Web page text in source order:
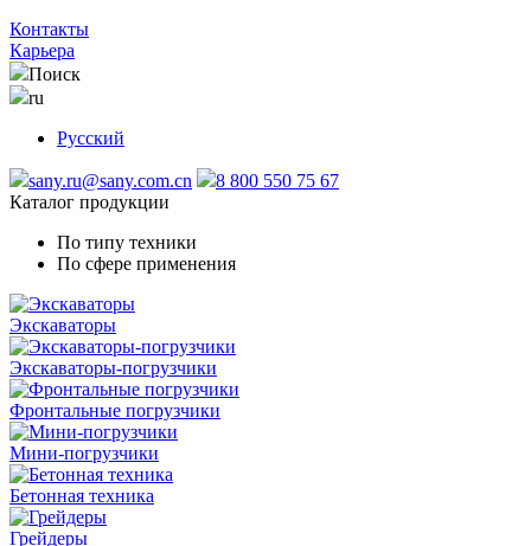
Контакты
Карьера
Поиск
ru
Русский
sany.ru@sany.com.cn
8 800 550 75 67
Каталог продукции
По типу техники
По сфере применения
Экскаваторы
Экскаваторы-погрузчики
Фронтальные погрузчики
Мини-погрузчики
Бетонная техника
Грейдеры